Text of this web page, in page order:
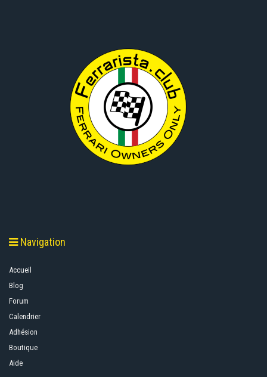
Navigation
Accueil
Blog
Forum
Calendrier
Adhésion
Boutique
Aide